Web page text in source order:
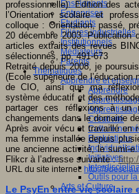
Enseignants
Entreprises
Etudiants
Filières industrielles
Institutionnels
Médiateurs
Parents
Thématiques
Apprendre et
Apprendre
Créativité
Culture
Evaluations
Initiatives
Outils pour
Arts et Culture
professionnelle). Edition des
l’Orientation scolaire et
colloque : Orientation, passé,
20 décembre 2003. Publication
articles extraits des revues
sélectionnés, pp. 491-673
Retraité depuis 2008, je
(Ecole supérieure de
de CIO, ainsi que ma
système éducatif et des
partager ces réflexions à un
changements dans le domaine
Après avoir vécu et travaillé en
ma femme installée depuis
une ancienne activité, le sumi-
Flikcr à l’adresse suivante :
URL du site internet: http://
Le PsyEn entre vie scolaire